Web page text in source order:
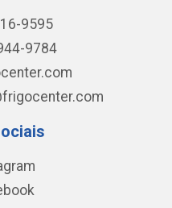
9595
9784